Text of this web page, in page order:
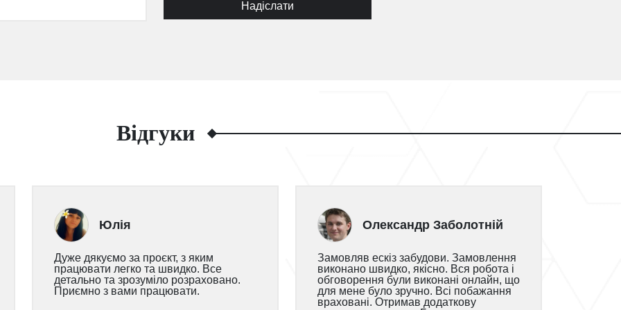
Надіслати
Відгуки
Юлія
Дуже дякуємо за проєкт, з яким
працювати легко та швидко. Все
детально та зрозуміло розраховано.
Приємно з вами працювати.
Олександр Заболотній
Замовляв ескіз забудови. Замовлення
виконано швидко, якісно. Вся робота і
обговорення були виконані онлайн, що
для мене було зручно. Всі побажання
враховані. Отримав додаткову